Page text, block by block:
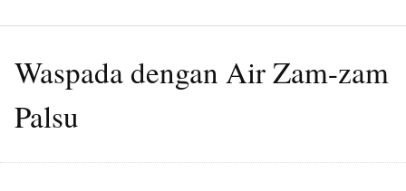
Waspada dengan Air Zam-zam
Palsu